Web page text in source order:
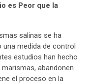
es Peor que la
salinas se ha
medida de control
estudios han hecho
abandonen
el proceso en la